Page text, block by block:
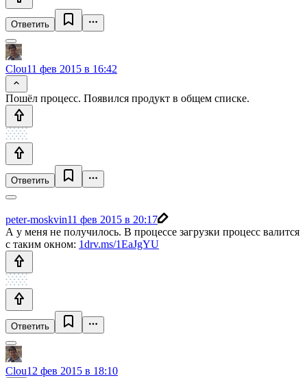
Ответить
Clou11 фев 2015 в 16:42
Пошёл процесс. Появился продукт в общем списке.
Ответить
peter-moskvin11 фев 2015 в 20:17
А у меня не получилось. В процессе загрузки процесс валится
с таким окном: 1drv.ms/1EaJgYU
Ответить
Clou12 фев 2015 в 18:10